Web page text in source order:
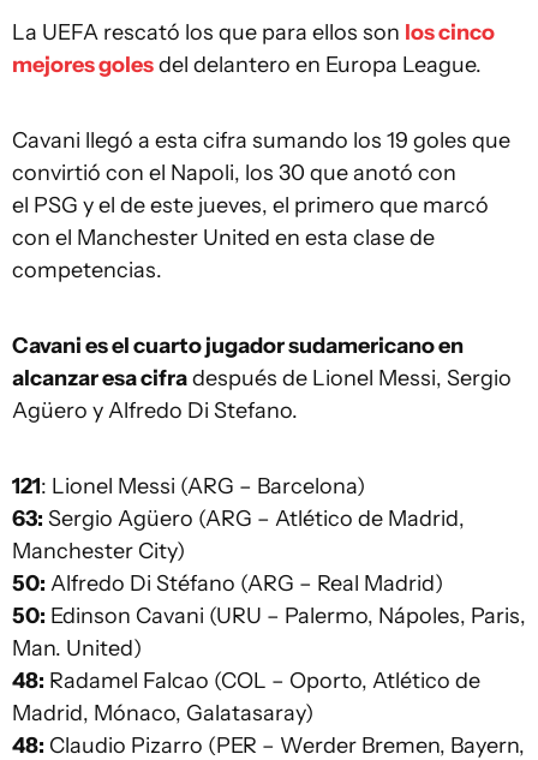
La UEFA rescató los que para ellos son los cinco
mejores golesdel delantero en Europa League.
Cavani llegó a esta cifra sumando los 19 goles que
convirtió con el Napoli, los 30 que anotó con
el PSG y el de este jueves, el primero que marcó
con el Manchester United en esta clase de
competencias.
Cavani es el cuarto jugador sudamericano en
alcanzar esa cifradespués de Lionel Messi, Sergio
Agüero y Alfredo Di Stefano.
121: Lionel Messi (ARG – Barcelona)
63: Sergio Agüero (ARG – Atlético de Madrid,
Manchester City)
50: Alfredo Di Stéfano (ARG – Real Madrid)
50: Edinson Cavani (URU – Palermo, Nápoles, Paris,
Man. United)
48: Radamel Falcao (COL – Oporto, Atlético de
Madrid, Mónaco, Galatasaray)
48: Claudio Pizarro (PER – Werder Bremen, Bayern,